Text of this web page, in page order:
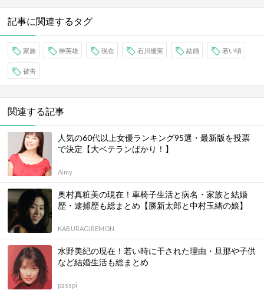
記事に関連するタグ
家族 榊英雄 現在 石川優実 結婚 若い頃
被害
関連する記事
人気の60代以上女優ランキング95選・最新版を投票
で決定【大ベテランばかり！】
Aimy
奥村真粧美の現在！車椅子生活と病名・家族と結婚
歴・逮捕歴も総まとめ【勝新太郎と中村玉緒の娘】
KABURAGIREMON
水野美紀の現在！若い時に干された理由・旦那や子供
など結婚生活も総まとめ
passpi